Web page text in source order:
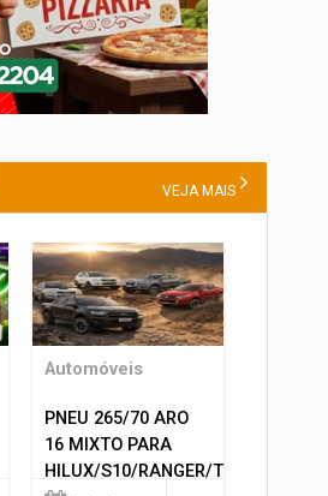
VEJA MAIS
Automóveis
PNEU 265/70 ARO
16 MIXTO PARA
HILUX/S10/RANGER/TRITON